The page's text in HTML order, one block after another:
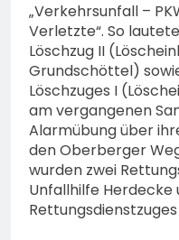
„Verkehrsunfall –
Verletzte“. So
Löschzug II
Grundschöttel)
Löschzuges I
am vergangenen
Alarmübung über
den Oberberger
wurden zwei
Unfallhilfe Herdecke